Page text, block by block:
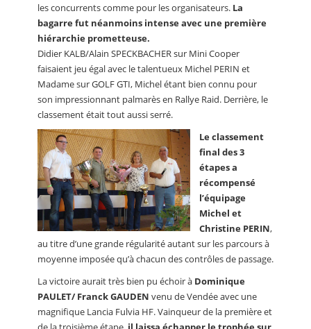
les concurrents comme pour les organisateurs. La
bagarre fut néanmoins intense avec une première
hiérarchie prometteuse.
Didier KALB/Alain SPECKBACHER sur Mini Cooper
faisaient jeu égal avec le talentueux Michel PERIN et
Madame sur GOLF GTI, Michel étant bien connu pour
son impressionnant palmarès en Rallye Raid. Derrière, le
classement était tout aussi serré.
Le classement
final des 3
étapes a
récompensé
l’équipage
Michel et
Christine PERIN,
au titre d’une grande régularité autant sur les parcours à
moyenne imposée qu’à chacun des contrôles de passage.
La victoire aurait très bien pu échoir à Dominique
PAULET/ Franck GAUDEN venu de Vendée avec une
magnifique Lancia Fulvia HF. Vainqueur de la première et